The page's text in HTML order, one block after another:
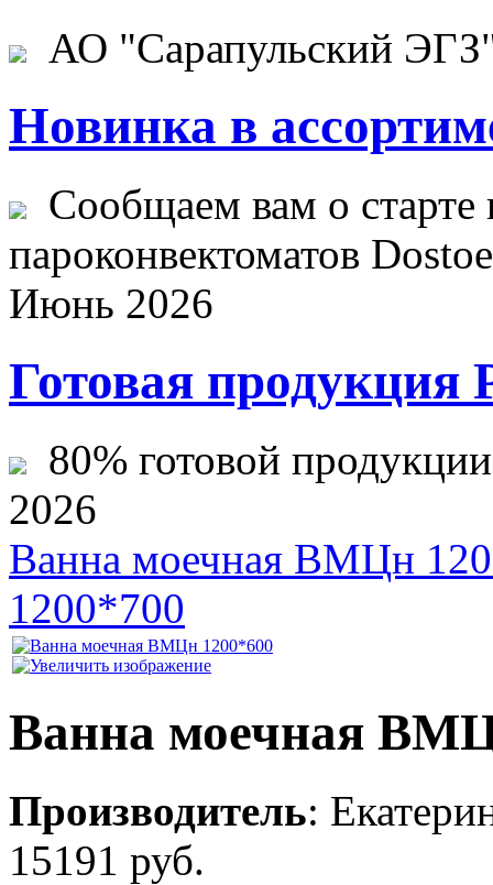
АО "Сарапульский
Новинка в
Сообщаем вам о старте
пароконвектоматов
Июнь 2026
Готовая продукция
80% готовой
2026
Ванна моечная ВМЦн
1200*700
Ванна моечная
Производитель:
15191 руб.